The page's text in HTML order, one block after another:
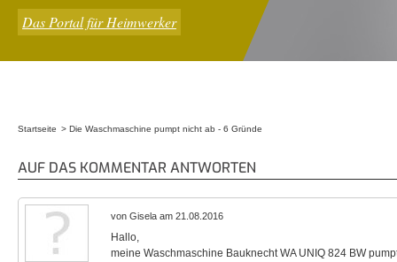
Das Portal für Heimwerker
Startseite Die Waschmaschine pumpt nicht ab - 6 Gründe
AUF DAS KOMMENTAR ANTWORTEN
von Gisela am 21.08.2016
Hallo,
meine Waschmaschine Bauknecht WA UNIQ 824 BW